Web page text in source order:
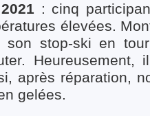
: cinq
élevées.
son stop-ski en
après réparation,
gelées.